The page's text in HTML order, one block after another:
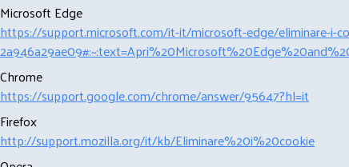
Microsoft Edge
https://support.microsoft.com/it-it/microsoft-edge/eliminare-i-
Chrome
https://support.google.com/chrome/answer/95647?hl=it
Firefox
http://support.mozilla.org/it/kb/Eliminare%20i%20cookie